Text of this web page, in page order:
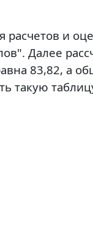
и
Далее
83,82, а
такую